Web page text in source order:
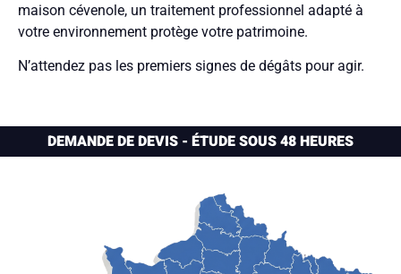
maison cévenole, un traitement professionnel adapté à
votre environnement protège votre patrimoine.
N’attendez pas les premiers signes de dégâts pour agir.
DEMANDE DE DEVIS - ÉTUDE SOUS 48 HEURES